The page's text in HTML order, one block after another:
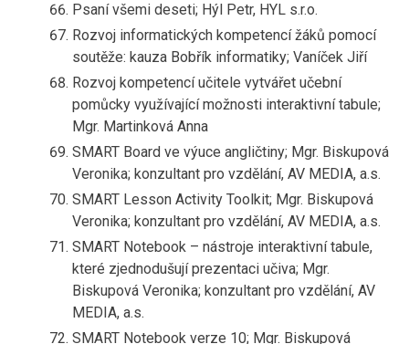
Psaní všemi deseti; Hýl Petr, HYL s.r.o.
Rozvoj informatických kompetencí žáků pomocí
soutěže: kauza Bobřík informatiky; Vaníček Jiří
Rozvoj kompetencí učitele vytvářet učební
pomůcky využívající možnosti interaktivní tabule;
Mgr. Martinková Anna
SMART Board ve výuce angličtiny; Mgr. Biskupová
Veronika; konzultant pro vzdělání, AV MEDIA, a.s.
SMART Lesson Activity Toolkit; Mgr. Biskupová
Veronika; konzultant pro vzdělání, AV MEDIA, a.s.
SMART Notebook – nástroje interaktivní tabule,
které zjednodušují prezentaci učiva; Mgr.
Biskupová Veronika; konzultant pro vzdělání, AV
MEDIA, a.s.
SMART Notebook verze 10; Mgr. Biskupová